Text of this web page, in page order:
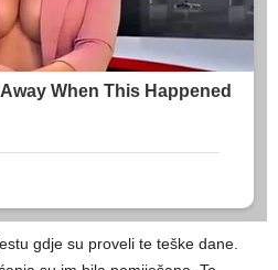
gdje su proveli te teške dane.